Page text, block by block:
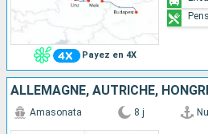
Payez en 4X
ALLEMAGNE, AUTRICHE,
Amasonata 8 j